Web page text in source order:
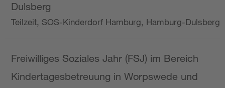
Dulsberg
Teilzeit, SOS-Kinderdorf Hamburg, Hamburg-Dulsberg
Freiwilliges Soziales Jahr (FSJ) im Bereich
Kindertagesbetreuung in Worpswede und